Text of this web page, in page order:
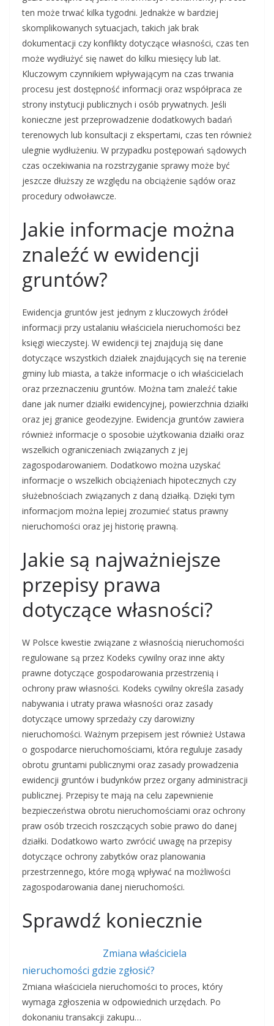
ten może trwać kilka tygodni. Jednakże w bardziej
skomplikowanych sytuacjach, takich jak brak
dokumentacji czy konflikty dotyczące własności, czas ten
może wydłużyć się nawet do kilku miesięcy lub lat.
Kluczowym czynnikiem wpływającym na czas trwania
procesu jest dostępność informacji oraz współpraca ze
strony instytucji publicznych i osób prywatnych. Jeśli
konieczne jest przeprowadzenie dodatkowych badań
terenowych lub konsultacji z ekspertami, czas ten również
ulegnie wydłużeniu. W przypadku postępowań sądowych
czas oczekiwania na rozstrzyganie sprawy może być
jeszcze dłuższy ze względu na obciążenie sądów oraz
procedury odwoławcze.
Jakie informacje można
znaleźć w ewidencji
gruntów?
Ewidencja gruntów jest jednym z kluczowych źródeł
informacji przy ustalaniu właściciela nieruchomości bez
księgi wieczystej. W ewidencji tej znajdują się dane
dotyczące wszystkich działek znajdujących się na terenie
gminy lub miasta, a także informacje o ich właścicielach
oraz przeznaczeniu gruntów. Można tam znaleźć takie
dane jak numer działki ewidencyjnej, powierzchnia działki
oraz jej granice geodezyjne. Ewidencja gruntów zawiera
również informacje o sposobie użytkowania działki oraz
wszelkich ograniczeniach związanych z jej
zagospodarowaniem. Dodatkowo można uzyskać
informacje o wszelkich obciążeniach hipotecznych czy
służebnościach związanych z daną działką. Dzięki tym
informacjom można lepiej zrozumieć status prawny
nieruchomości oraz jej historię prawną.
Jakie są najważniejsze
przepisy prawa
dotyczące własności?
W Polsce kwestie związane z własnością nieruchomości
regulowane są przez Kodeks cywilny oraz inne akty
prawne dotyczące gospodarowania przestrzenią i
ochrony praw własności. Kodeks cywilny określa zasady
nabywania i utraty prawa własności oraz zasady
dotyczące umowy sprzedaży czy darowizny
nieruchomości. Ważnym przepisem jest również Ustawa
o gospodarce nieruchomościami, która reguluje zasady
obrotu gruntami publicznymi oraz zasady prowadzenia
ewidencji gruntów i budynków przez organy administracji
publicznej. Przepisy te mają na celu zapewnienie
bezpieczeństwa obrotu nieruchomościami oraz ochrony
praw osób trzecich roszczących sobie prawo do danej
działki. Dodatkowo warto zwrócić uwagę na przepisy
dotyczące ochrony zabytków oraz planowania
przestrzennego, które mogą wpływać na możliwości
zagospodarowania danej nieruchomości.
Sprawdź koniecznie
Zmiana właściciela
nieruchomości gdzie zgłosić?
Zmiana właściciela nieruchomości to proces, który
wymaga zgłoszenia w odpowiednich urzędach. Po
dokonaniu transakcji zakupu…